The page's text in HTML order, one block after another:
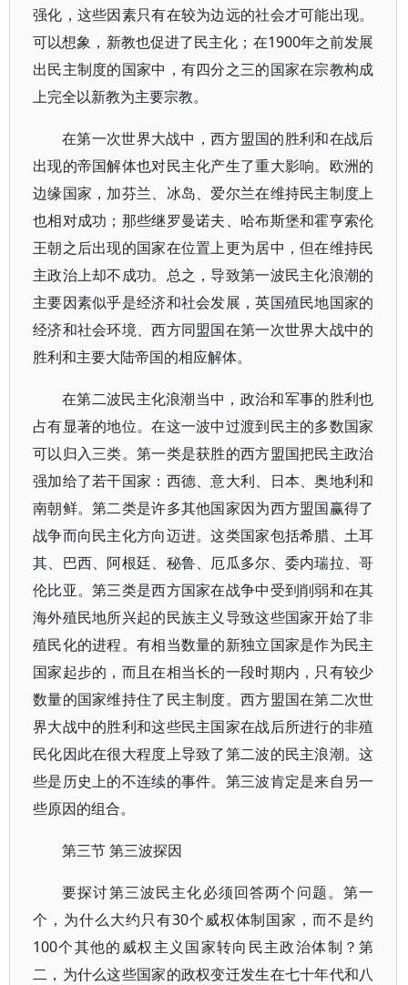
强化，这些因素只有在较为边远的社会才可能出现。
可以想象，新教也促进了民主化；在1900年之前发展
出民主制度的国家中，有四分之三的国家在宗教构成
上完全以新教为主要宗教。
在第一次世界大战中，西方盟国的胜利和在战后
出现的帝国解体也对民主化产生了重大影响。欧洲的
边缘国家，加芬兰、冰岛、爱尔兰在维持民主制度上
也相对成功；那些继罗曼诺夫、哈布斯堡和霍亨索伦
王朝之后出现的国家在位置上更为居中，但在维持民
主政治上却不成功。总之，导致第一波民主化浪潮的
主要因素似乎是经济和社会发展，英国殖民地国家的
经济和社会环境、西方同盟国在第一次世界大战中的
胜利和主要大陆帝国的相应解体。
在第二波民主化浪潮当中，政治和军事的胜利也
占有显著的地位。在这一波中过渡到民主的多数国家
可以归入三类。第一类是获胜的西方盟国把民主政治
强加给了若干国家：西德、意大利、日本、奥地利和
南朝鲜。第二类是许多其他国家因为西方盟国赢得了
战争而向民主化方向迈进。这类国家包括希腊、土耳
其、巴西、阿根廷、秘鲁、厄瓜多尔、委内瑞拉、哥
伦比亚。第三类是西方国家在战争中受到削弱和在其
海外殖民地所兴起的民族主义导致这些国家开始了非
殖民化的进程。有相当数量的新独立国家是作为民主
国家起步的，而且在相当长的一段时期内，只有较少
数量的国家维持住了民主制度。西方盟国在第二次世
界大战中的胜利和这些民主国家在战后所进行的非殖
民化因此在很大程度上导致了第二波的民主浪潮。这
些是历史上的不连续的事件。第三波肯定是来自另一
些原因的组合。
第三节 第三波探因
要探讨第三波民主化必须回答两个问题。第一
个，为什么大约只有30个威权体制国家，而不是约
100个其他的威权主义国家转向民主政治体制？第
二，为什么这些国家的政权变迁发生在七十年代和八